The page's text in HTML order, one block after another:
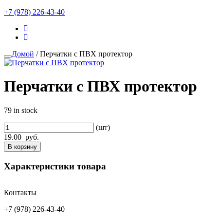
+7 (978) 226-43-40
Домой / Перчатки с ПВХ протектор
Перчатки с ПВХ протектор
79 in stock
(шт)
19.00 руб.
В корзину
Характеристики товара
Контакты
+7 (978) 226-43-40